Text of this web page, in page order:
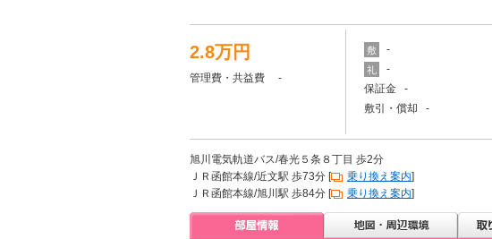
2.8万円
管理費・共益費 -
敷 -
礼
-
保証金 -
敷引・償却 -
旭川電気軌道バス/春光５条８丁目 歩2分
ＪＲ函館本線/近文駅 歩73分 [
乗り換え案内]
ＪＲ函館本線/旭川駅 歩84分 [
乗り換え案内]